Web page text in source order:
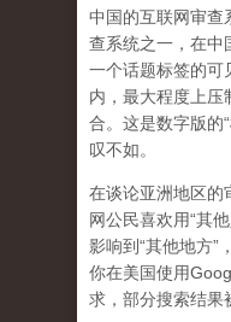
中国的互联网审查
查系统之一，在中
一个话题标签的可
内，最大程度上压
合。这是数字版的
叹不如。
在谈论亚洲地区的
网公民喜欢用“其
影响到“其他地方”
你在美国使用
求，部分搜索结果